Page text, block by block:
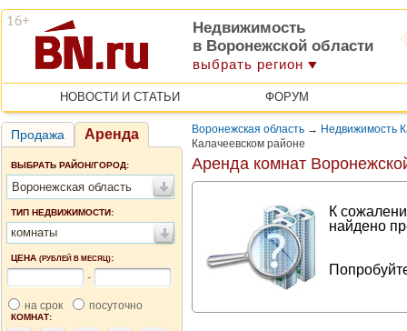
Недвижимость
в Воронежской области
выбрать регион
НОВОСТИ И СТАТЬИ ФОРУМ
Продажа Аренда
ВЫБРАТЬ РАЙОН/ГОРОД:
Воронежская область
ТИП НЕДВИЖИМОСТИ:
комнаты
ЦЕНА (РУБЛЕЙ В МЕСЯЦ):
-
на срок посуточно
КОМНАТ:
Воронежская область → Недвижимость
Калачеевском районе
Аренда комнат
К
найдено